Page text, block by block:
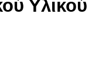
Υλικού